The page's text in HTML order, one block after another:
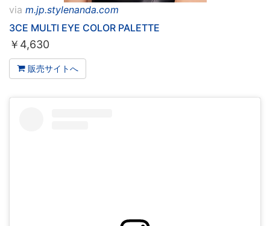
via m.jp.stylenanda.com
3CE MULTI EYE COLOR PALETTE
￥ 4,630
販売サイトへ